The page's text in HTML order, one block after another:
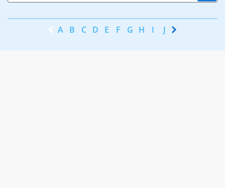
A B C D E F G H I J K